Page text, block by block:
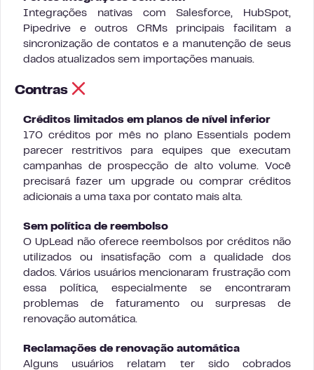
Integrações nativas com Salesforce, HubSpot,
Pipedrive e outros CRMs principais facilitam a
sincronização de contatos e a manutenção de seus
dados atualizados sem importações manuais.
Contras
Créditos limitados em planos de nível inferior
170 créditos por mês no plano Essentials podem
parecer restritivos para equipes que executam
campanhas de prospecção de alto volume. Você
precisará fazer um upgrade ou comprar créditos
adicionais a uma taxa por contato mais alta.
Sem política de reembolso
O UpLead não oferece reembolsos por créditos não
utilizados ou insatisfação com a qualidade dos
dados. Vários usuários mencionaram frustração com
essa política, especialmente se encontraram
problemas de faturamento ou surpresas de
renovação automática.
Reclamações de renovação automática
Alguns usuários relatam ter sido cobrados